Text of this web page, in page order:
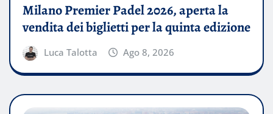
Milano Premier Padel 2026, aperta la
vendita dei biglietti per la quinta edizione
Luca Talotta Ago 8, 2026